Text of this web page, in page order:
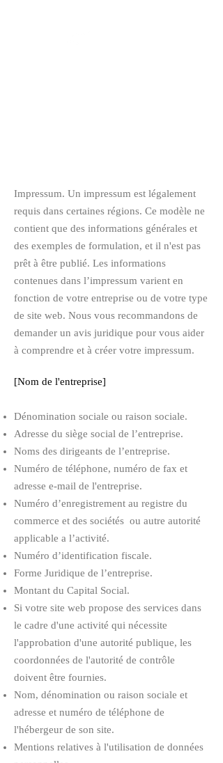
Impressum. Un impressum est légalement
requis dans certaines régions. Ce modèle ne
contient que des informations générales et
des exemples de formulation, et il n'est pas
prêt à être publié. Les informations
contenues dans l’impressum varient en
fonction de votre entreprise ou de votre type
de site web. Nous vous recommandons de
demander un avis juridique pour vous aider
à comprendre et à créer votre impressum.
[Nom de l'entreprise]
Dénomination sociale ou raison sociale.
Adresse du siège social de l’entreprise.
Noms des dirigeants de l’entreprise.
Numéro de téléphone, numéro de fax et
adresse e-mail de l'entreprise.
Numéro d’enregistrement au registre du
commerce et des sociétés ou autre autorité
applicable a l’activité.
Numéro d’identification fiscale.
Forme Juridique de l’entreprise.
Montant du Capital Social.
Si votre site web propose des services dans
le cadre d'une activité qui nécessite
l'approbation d'une autorité publique, les
coordonnées de l'autorité de contrôle
doivent être fournies. ​​​
Nom, dénomination ou raison sociale et
adresse et numéro de téléphone de
l'hébergeur de son site.
Mentions relatives à l'utilisation de données